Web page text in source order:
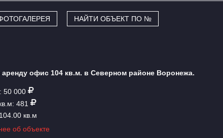
НАЙТИ ОБЪЕКТ ПО №
аренду офис 104 кв.м. в Северном районе Воронежа.
50 000
481
кв.м
об объекте